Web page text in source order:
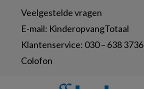
Veelgestelde vragen
E-mail: KinderopvangTotaal
Klantenservice: 030 – 638 3736
Colofon